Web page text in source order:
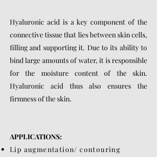
Hyaluronic acid is a key component of the
connective tissue that lies between skin cells,
filling and supporting it. Due to its ability to
bind large amounts of water, it is responsible
for the moisture content of the skin.
Hyaluronic acid thus also ensures the
firmness of the skin.
APPLICATIONS:
Lip augmentation/ contouring